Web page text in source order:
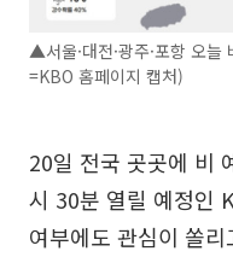
▲서울·대전·광주·포항 오
=KBO 홈페이지 캡처)
20일 전국 곳곳에 비
시 30분 열릴 예정인
여부에도 관심이 쏠